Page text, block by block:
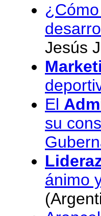
Jesús
El
su
ánimo